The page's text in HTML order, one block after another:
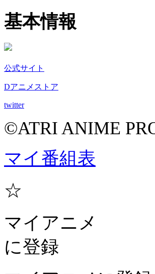
基本情報
公式サイト
Dアニメストア
twitter
©ATRI ANIME
マイ番組表
☆
マイアニメ
に登録